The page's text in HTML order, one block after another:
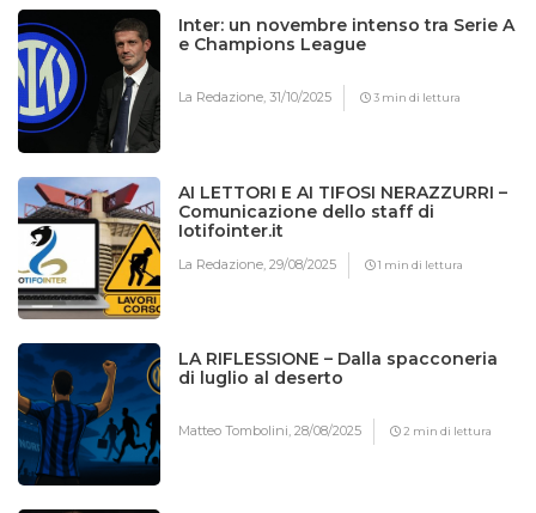
Inter: un novembre intenso tra Serie A
e Champions League
La Redazione,31/10/2025 3 min di lettura
AI LETTORI E AI TIFOSI NERAZZURRI –
Comunicazione dello staff di
Iotifointer.it
La Redazione,29/08/2025 1 min di lettura
LA RIFLESSIONE – Dalla spacconeria
di luglio al deserto
Matteo Tombolini,28/08/2025 2 min di lettura